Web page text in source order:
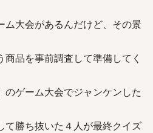
ム大会があるんだけど、その景
品を事前調査して準備してく
ゲーム大会でジャンケンした
て勝ち抜いた４人が最終クイズ